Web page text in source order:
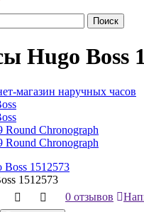
Поиск
Hugo Boss
магазин наручных часов
Round Chronograph
Round Chronograph
1512573
0 отзывов